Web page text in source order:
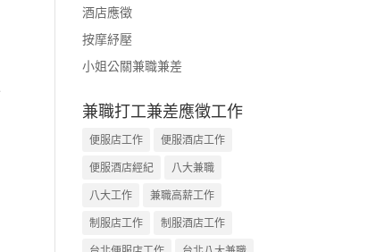
酒店應徵
按摩紓壓
小姐公關兼職兼差
兼職打工兼差應徵工作
便服店工作
便服酒店工作
便服酒店經紀
八大兼職
八大工作
兼職高薪工作
制服店工作
制服酒店工作